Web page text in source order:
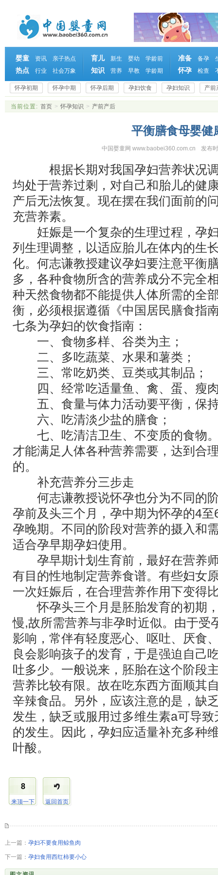
婴童
热点
资讯
亲子热点
行业
社会万象
育儿
知识
新生 婴幼
学龄前
营养
早教 学龄期
准备
怀孕
备孕
检查
怀孕初期 怀孕中期 怀孕后期 孕妇饮食 孕妇知识 产前
当前位置: 首页 > 怀孕知识 > 产前产后
平衡膳食母婴健
中国婴童网 www.baobei360.com.cn 发布
根据长期对我国孕妇营养状况调
均处于营养过剩，对自己和胎儿的健
产后无法恢复。现在摆在我们面前的
充营养素。
妊娠是一个复杂的生理过程，孕妇
列生理调整，以适应胎儿在体内的生
化。何志谦教授建议孕妇要注意平衡
多，各种食物所含的营养成分不完全
种天然食物都不能提供人体所需的全
衡，必须根据遵循《中国居民膳食指
七条为孕妇的饮食指南：
一、食物多样、谷类为主；
二、多吃蔬菜、水果和薯类；
三、常吃奶类、豆类或其制品；
四、经常吃适量鱼、禽、蛋、瘦肉
五、食量与体力活动要平衡，保
六、吃清淡少盐的膳食；
七、吃清洁卫生、不变质的食物。
才能满足人体各种营养需要，达到合
的。
补充营养分三步走
何志谦教授说怀孕也分为不同的阶
孕前及头三个月，孕中期为怀孕的4
孕晚期。不同的阶段对营养的摄入和
适合孕早期孕妇使用。
孕早期计划生育前，最好在营养师
有目的性地制定营养食谱。有些妇女
一次妊娠后，在合理营养作用下变得
怀孕头三个月是胚胎发育的初期，
慢,故所需营养与非孕时近似。由于受
影响，常伴有轻度恶心、呕吐、厌食
良会影响孩子的发育，于是强迫自己
吐多少。一般说来，胚胎在这个阶段
营养比较有限。故在吃东西方面顺其
辛辣食品。另外，应该注意的是，缺
发生，缺乏或服用过多维生素a可导
的发生。因此，孕妇应适量补充多种
叶酸。
8
来顶一下 返回首页
上一篇： 孕妇不要食用鲸鱼肉
下一篇： 孕妇食用西红柿要小心